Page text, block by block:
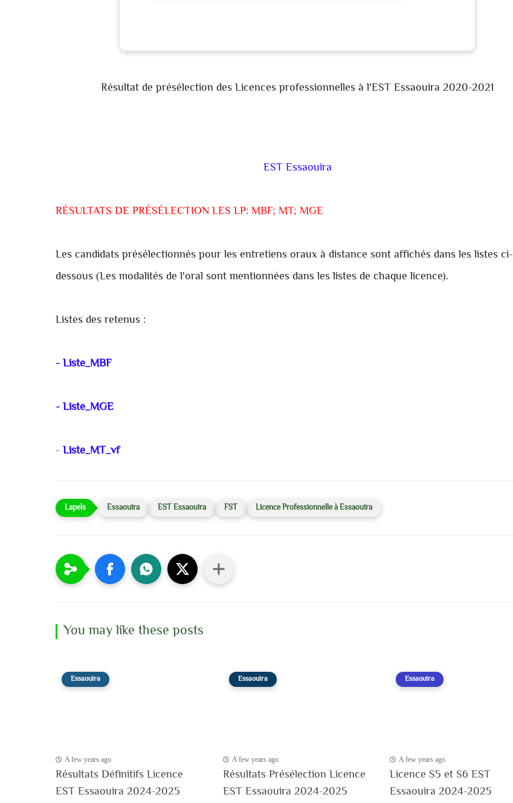
Résultat de présélection des Licences professionnelles à l'EST Essaouira 2020-2021
EST Essaouira
RÉSULTATS DE PRÉSÉLECTION LES LP: MBF; MT; MGE
Les candidats présélectionnés pour les entretiens oraux à distance sont affichés dans les listes ci-
dessous (Les modalités de l'oral sont mentionnées dans les listes de chaque licence).
Listes des retenus :
- Liste_MBF
- Liste_MGE
- Liste_MT_vf
Essaouira EST Essaouira FST Licence Professionnelle à Essaouira
You may like these posts
Essaouira
A few years ago
Résultats Définitifs Licence
EST Essaouira 2024-2025
Essaouira
A few years ago
Résultats Présélection Licence
EST Essaouira 2024-2025
Essaouira
A few years ago
Licence S5 et S6 EST
Essaouira 2024-2025